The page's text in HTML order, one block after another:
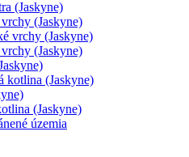
(Jaskyne)
(Jaskyne)
vrchy (Jaskyne)
(Jaskyne)
kotlina (Jaskyne)
(Jaskyne)
územia